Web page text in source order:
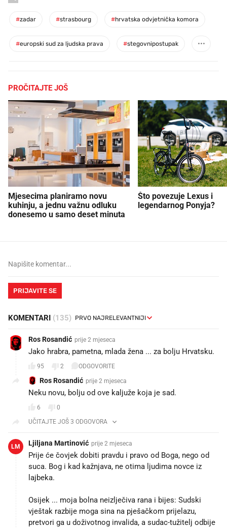
#zadar #strasbourg #hrvatska odvjetnička komora
#europski sud za ljudska prava #stegovnipostupak
PROČITAJTE JOŠ
Mjesecima planiramo novu
kuhinju, a jednu važnu odluku
donesemo u samo deset minuta
Što povezuje Lexus i
legendarnog Ponyja?
PRIJAVITE SE
KOMENTARI (135)
Ros Rosandić prije 2 mjeseca
Jako hrabra, pametna, mlada žena ... za bolju Hrvatsku.
95 2 ODGOVORITE
Ros Rosandić prije 2 mjeseca
Neku novu, bolju od ove kaljuže koja je sad.
6
0
UČITAJTE JOŠ 3 ODGOVORA
LM Ljiljana Martinović prije 2 mjeseca
Prije će čovjek dobiti pravdu i pravo od Boga, nego od
suca. Bog i kad kažnjava, ne otima ljudima novce iz
lajbeka.
Osijek ... moja bolna neizlječiva rana i bijes: Sudski
vještak razbije moga sina na pješačkom prijelazu,
pretvori ga u doživotnog invalida, a sudac-tužitelj odbije